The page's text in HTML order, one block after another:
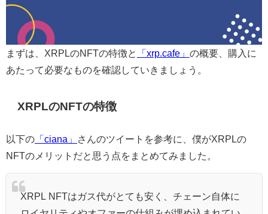
まずは、XRPLのNFTの特徴と 「xrp.cafe」 の概要、購入に
あたって必要なものを確認していきましょう。
XRPLのNFTの特徴
以下の 「ciana」
さんのツイートを参考に、僕がXRPLの
NFTのメリットだと思う点をまとめてみました。
XRPL NFTはガス代がとても安く、チェーン自体に